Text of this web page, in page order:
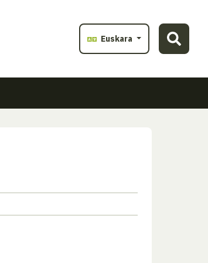
Euskara